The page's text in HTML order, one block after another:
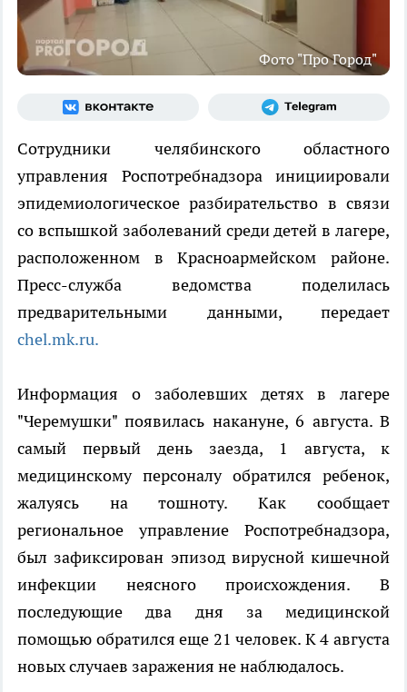
Фото "Про Город"
Сотрудники челябинского областного
управления Роспотребнадзора инициировали
эпидемиологическое разбирательство в связи
со вспышкой заболеваний среди детей в лагере,
расположенном в Красноармейском районе.
Пресс-служба ведомства поделилась
предварительными данными, передает
chel.mk.ru.
Информация о заболевших детях в лагере
"Черемушки" появилась накануне, 6 августа. В
самый первый день заезда, 1 августа, к
медицинскому персоналу обратился ребенок,
жалуясь на тошноту. Как сообщает
региональное управление Роспотребнадзора,
был зафиксирован эпизод вирусной кишечной
инфекции неясного происхождения. В
последующие два дня за медицинской
помощью обратился еще 21 человек. К 4 августа
новых случаев заражения не наблюдалось.